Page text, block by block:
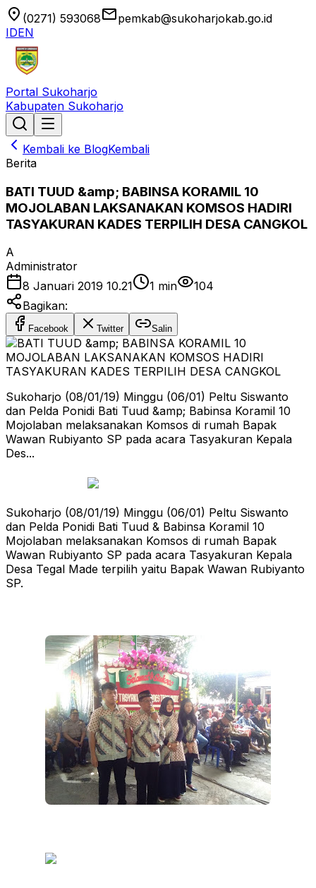
location_on (0271) 593068emailpemkab@sukoharjokab.go.id
IDEN
Portal Sukoharjo
Kabupaten Sukoharjo
Kembali ke BlogKembali
Berita
BATI TUUD &amp; BABINSA KORAMIL 10
MOJOLABAN LAKSANAKAN KOMSOS HADIRI
TASYAKURAN KADES TERPILIH DESA CANGKOL
A
Administrator
8 Januari 2019 10.21
1 min
104
Bagikan:
Facebook Twitter Salin
Sukoharjo (08/01/19) Minggu (06/01) Peltu Siswanto
dan Pelda Ponidi Bati Tuud &amp; Babinsa Koramil 10
Mojolaban melaksanakan Komsos di rumah Bapak
Wawan Rubiyanto SP pada acara Tasyakuran Kepala
Des...
Sukoharjo (08/01/19) Minggu (06/01) Peltu Siswanto
dan Pelda Ponidi Bati Tuud & Babinsa Koramil 10
Mojolaban melaksanakan Komsos di rumah Bapak
Wawan Rubiyanto SP pada acara Tasyakuran Kepala
Desa Tegal Made terpilih yaitu Bapak Wawan Rubiyanto
SP.